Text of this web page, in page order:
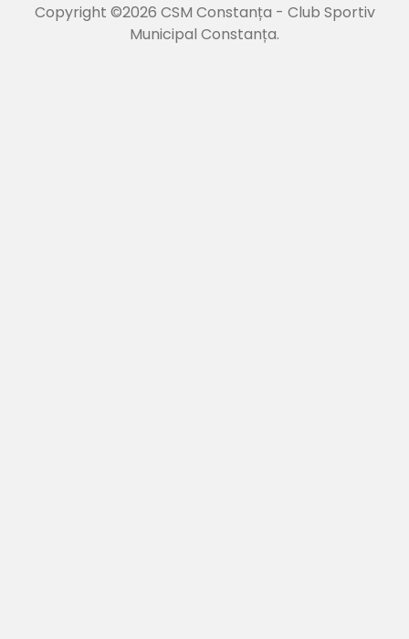
Copyright ©2026 CSM Constanța - Club Sportiv
Municipal Constanța.